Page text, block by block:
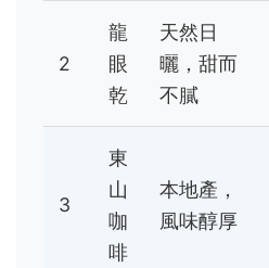
2
龍
眼
乾
天然日
曬，甜而
不膩
3
東
山
咖
啡
本地產，
風味醇厚